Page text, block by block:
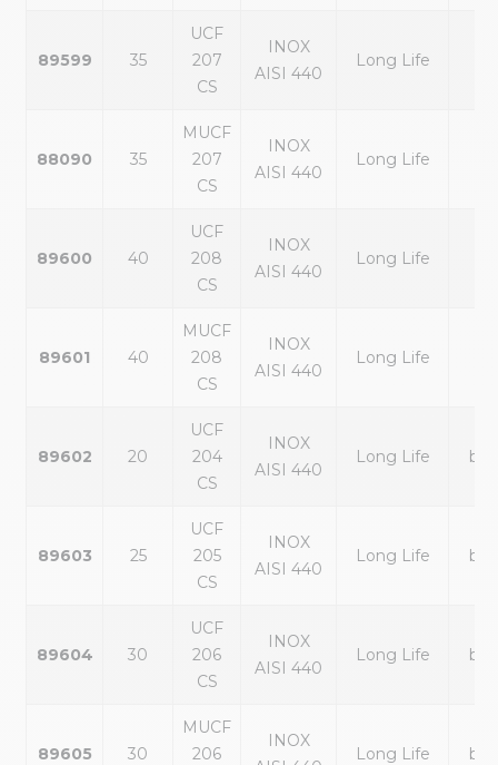
89599 35
UCF
207
CS
INOX
AISI 440
Long Life
88090 35
MUCF
207
CS
INOX
AISI 440
Long Life
89600 40
UCF
208
CS
INOX
AISI 440
Long Life
89601 40
MUCF
208
CS
INOX
AISI 440
Long Life
89602 20
UCF
204
CS
INOX
AISI 440
Long Life
89603 25
UCF
205
CS
INOX
AISI 440
Long Life
89604 30
UCF
206
CS
INOX
AISI 440
Long Life
89605 30
MUCF
206
INOX
Long Life